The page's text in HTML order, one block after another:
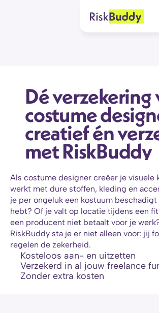
Dé verzekering
costume
creatief én
met RiskBuddy
Als costume designer creëer je visuele
werkt met dure stoffen, kleding en
je per ongeluk een kostuum
hebt? Of je valt op locatie tijdens een
een producent niet betaalt voor je
RiskBuddy sta je er niet alleen voor: jij
regelen de zekerheid.
Kosteloos aan- en uitzetten
Verzekerd in al jouw freelance
Zonder extra kosten